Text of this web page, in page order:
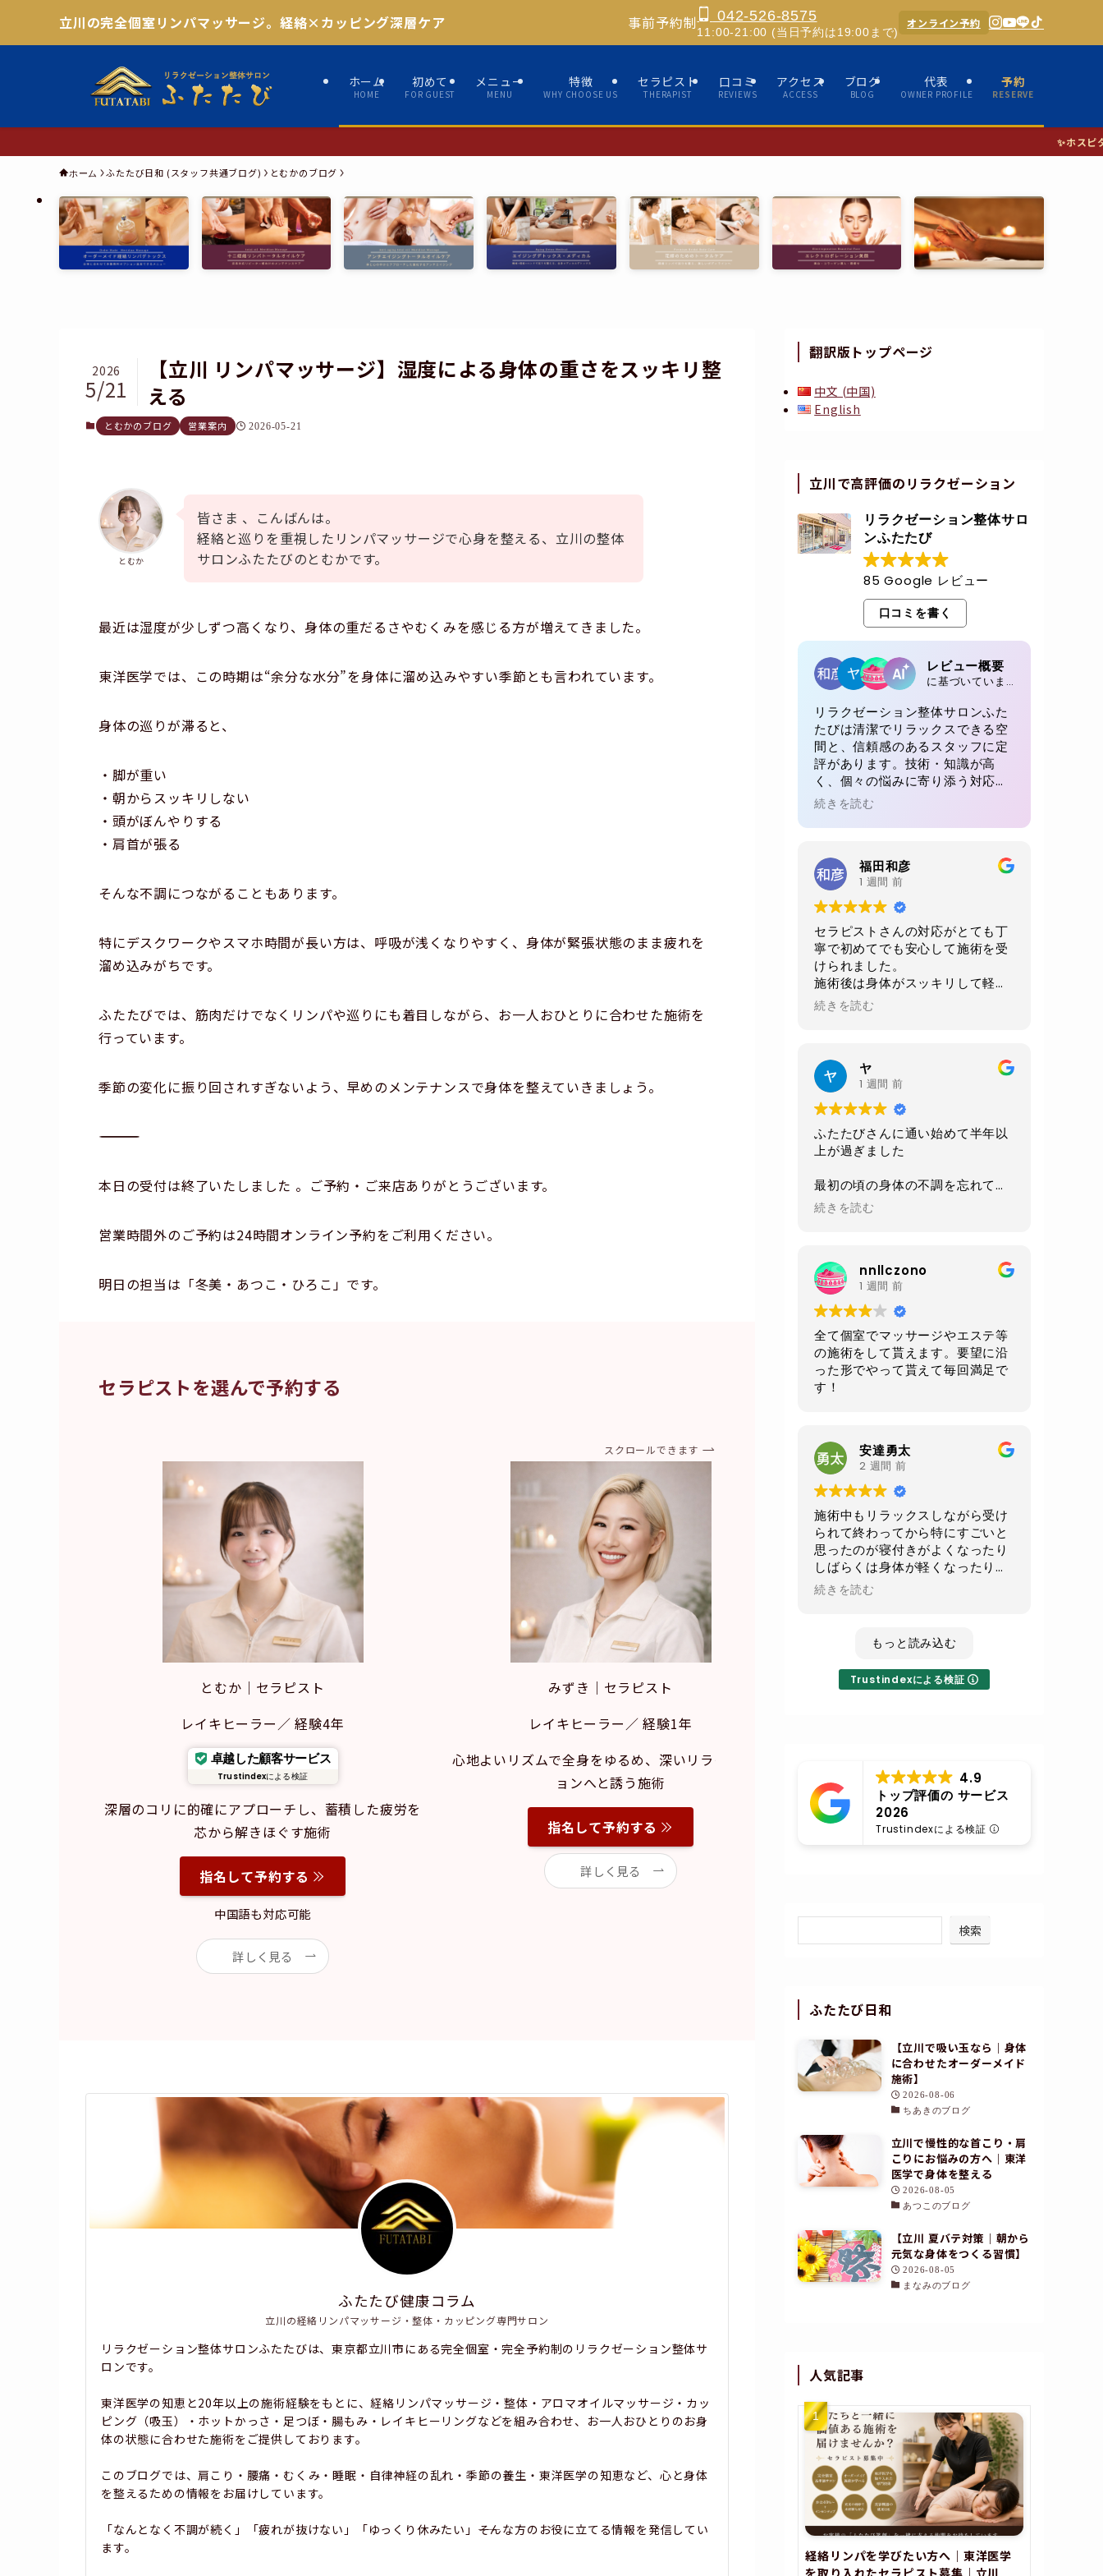
立川の完全個室リンパマッサージ。経絡×カッピング深層ケア 事前予約制 042-526-8575
11:00-21:00 (当日予約は19:00まで)
オンライン予約
ホーム
HOME
初めて
FOR GUEST
メニュー
MENU
特徴
WHY CHOOSE US
セラピスト
THERAPIST
口コミ
REVIEWS
アクセス
ACCESS
ブログ
BLOG
代表
OWNER PROFILE
予約
RESERVE
✨ホスピタリティあふれる女性
ホーム ふたたび日和 (スタッフ共通ブログ) とむかのブログ
【立川 リンパマッサージ】湿度による身体の重さをスッキリ整
える
2026
5/21
とむかのブログ 営業案内 2026-05-21
とむか
皆さま 、こんばんは。
経絡と巡りを重視したリンパマッサージで心身を整える、立川の整体
サロンふたたびのとむかです。
最近は湿度が少しずつ高くなり、身体の重だるさやむくみを感じる方が増えてきました。
東洋医学では、この時期は“余分な水分”を身体に溜め込みやすい季節とも言われています。
身体の巡りが滞ると、
・脚が重い
・朝からスッキリしない
・頭がぼんやりする
・肩首が張る
そんな不調につながることもあります。
特にデスクワークやスマホ時間が長い方は、呼吸が浅くなりやすく、身体が緊張状態のまま疲れを
溜め込みがちです。
ふたたびでは、筋肉だけでなくリンパや巡りにも着目しながら、お一人おひとりに合わせた施術を
行っています。
季節の変化に振り回されすぎないよう、早めのメンテナンスで身体を整えていきましょう。
―――――――――――――――
本日の受付は終了いたしました 。ご予約・ご来店ありがとうございます。
営業時間外のご予約は24時間オンライン予約をご利用ください。
明日の担当は「冬美・あつこ・ひろこ」です。
セラピストを選んで予約する
スクロールできます
とむか｜セラピスト
レイキヒーラー／ 経験4年
卓越した顧客サービス
Trustindexによる検証
深層のコリに的確にアプローチし、蓄積した疲労を
芯から解きほぐす施術
指名して予約する
中国語も対応可能
詳しく見る
みずき｜セラピスト
レイキヒーラー／ 経験1年
心地よいリズムで全身をゆるめ、深いリラクゼーシ
ョンへと誘う施術
指名して予約する
詳しく見る
ひろこ｜セラピスト
Trustindexによる検証
巡りを促し、むくみや滞りを流して軽やかな状
導くケア
詳しく見る
ふたたび健康コラム
立川の経絡リンパマッサージ・整体・カッピング専門サロン
リラクゼーション整体サロンふたたびは、東京都立川市にある完全個室・完全予約制のリラクゼーション整体サ
ロンです。
東洋医学の知恵と20年以上の施術経験をもとに、経絡リンパマッサージ・整体・アロマオイルマッサージ・カッ
ピング（吸玉）・ホットかっさ・足つぼ・腸もみ・レイキヒーリングなどを組み合わせ、お一人おひとりのお身
体の状態に合わせた施術をご提供しております。
このブログでは、肩こり・腰痛・むくみ・睡眠・自律神経の乱れ・季節の養生・東洋医学の知恵など、心と身体
を整えるための情報をお届けしています。
「なんとなく不調が続く」「疲れが抜けない」「ゆっくり休みたい」――そんな方のお役に立てる情報を発信してい
ます。
翻訳版トップページ
中文 (中国)
English
立川で高評価のリラクゼーション
リラクゼーション整体サロ
ンふたたび
85 Google レビュー
口コミを書く
レビュー概要
に基づいています 85 レビュー
リラクゼーション整体サロンふた
たびは清潔でリラックスできる空
間と、信頼感のあるスタッフに定
評があります。技術・知識が高
く、個々の悩みに寄り添う対応が
魅力。初回でも、毎回でも満足感
が得られると多くの方が絶賛。リ
ピート率が高い理由が感じられる
続きを読む
福田和彦
1 週間 前
セラピストさんの対応がとても丁
寧で初めてでも安心して施術を受
けられました。
施術後は身体がスッキリして軽く
なりました。
当日に2週間後の予約をお願いし
れており非常に清潔感がありま
す。おすすめお店です。
続きを読む
ヤ
1 週間 前
ふたたびさんに通い始めて半年以
上が過ぎました
最初の頃の身体の不調を忘れてし
まうくらい
今は身体も軽くなり毎日楽しく過
施術、環境、セラピストさんの対
応、
毎回いつも全てにおいて素晴らし
いの一言です
あと施術前と後にいただけるルイ
ボスティーが自分は大好きです
さんになってしまったので
クワトロでお腹周りをメインに継
続でお願いして
少しでもお腹周りがスッキリ出来
たらいいなと思います
不眠気味の時のレイキは寝てしま
うくらいすごい癒されるので
その時はまたレイキもよろしくお
願いします
いつも丁寧な施術に対応ありがと
うございます
続きを読む
nnllczono
1 週間 前
全て個室でマッサージやエステ等
の施術をして貰えます。要望に沿
った形でやって貰えて毎回満足で
す！
安達勇太
2 週間 前
施術中もリラックスしながら受け
られて終わってから特にすごいと
思ったのが寝付きがよくなったり
しばらくは身体が軽くなったり全
身の血流が良くなったのが実感で
きてとても良かったです！
続きを読む
もっと読み込む
Trustindexによる検証
4.9
トップ評価の サービス
2026
Trustindexによる検証
検索
ふたたび日和
【立川で吸い玉なら｜身体
に合わせたオーダーメイド
施術】
2026-08-06
ちあきのブログ
立川で慢性的な首こり・肩
こりにお悩みの方へ｜東洋
医学で身体を整える
2026-08-05
あつこのブログ
【立川 夏バテ対策｜朝から
元気な身体をつくる習慣】
2026-08-05
まなみのブログ
人気記事
経絡リンパを学びたい方へ｜東洋医学
を取り入れたセラピスト募集｜立川